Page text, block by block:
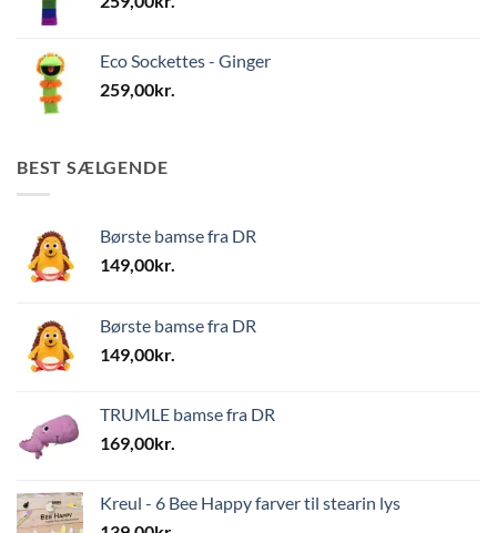
Eco Sockettes - Ginger
259,00kr.
BEST SÆLGENDE
Børste bamse fra DR
149,00kr.
Børste bamse fra DR
149,00kr.
TRUMLE bamse fra DR
169,00kr.
Kreul - 6 Bee Happy farver til stearin lys